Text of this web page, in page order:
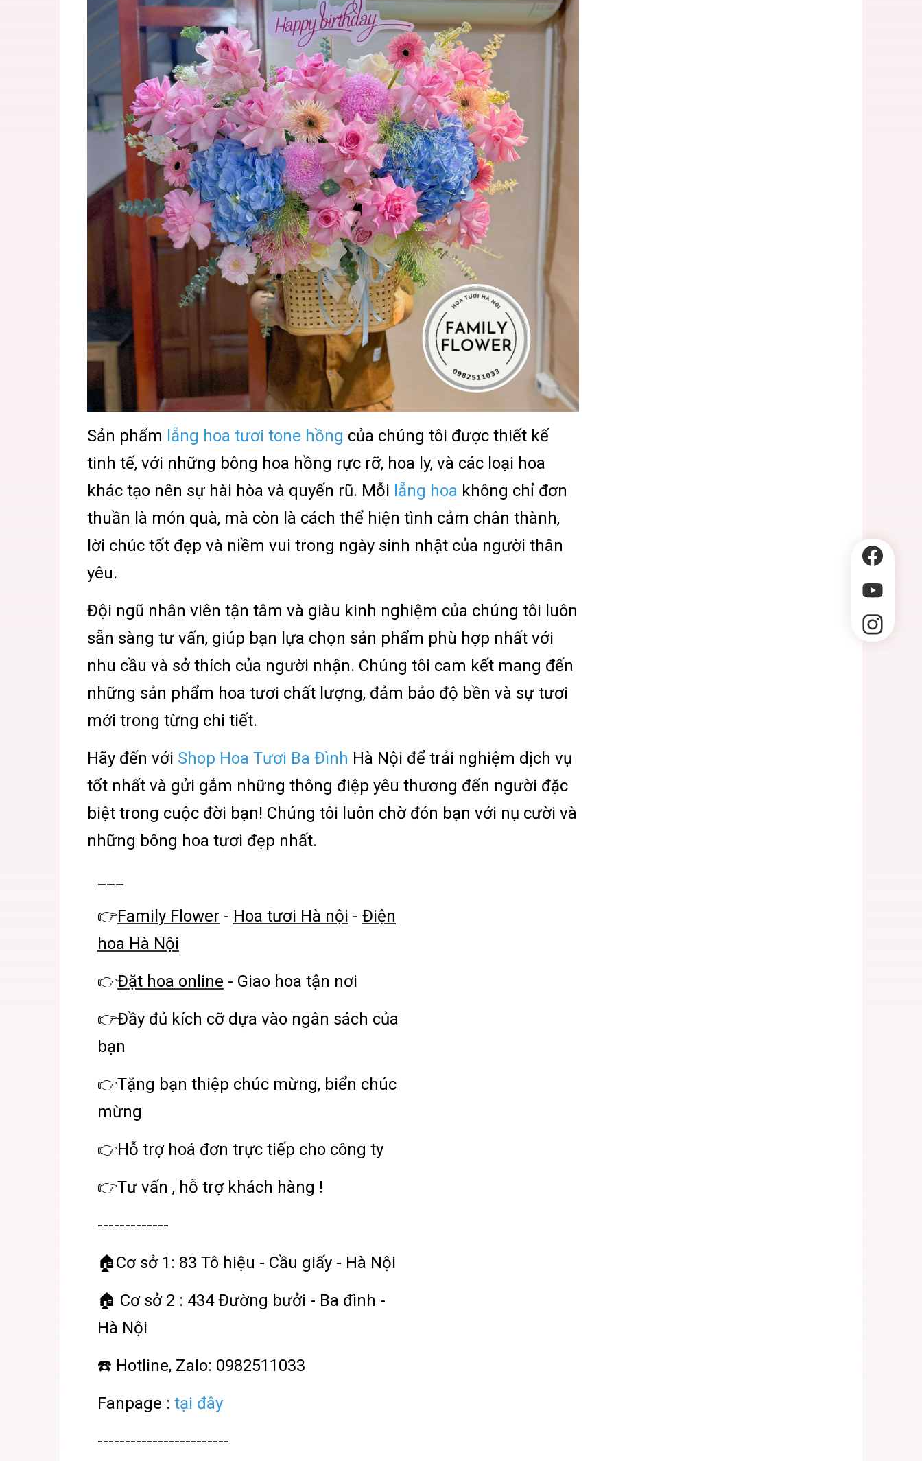
Sản phẩm lẵng hoa tươi tone hồng của chúng tôi được thiết kế
tinh tế, với những bông hoa hồng rực rỡ, hoa ly, và các loại hoa
khác tạo nên sự hài hòa và quyến rũ. Mỗi lẵng hoa không chỉ đơn
thuần là món quà, mà còn là cách thể hiện tình cảm chân thành,
lời chúc tốt đẹp và niềm vui trong ngày sinh nhật của người thân
yêu.
Đội ngũ nhân viên tận tâm và giàu kinh nghiệm của chúng tôi luôn
sẵn sàng tư vấn, giúp bạn lựa chọn sản phẩm phù hợp nhất với
nhu cầu và sở thích của người nhận. Chúng tôi cam kết mang đến
những sản phẩm hoa tươi chất lượng, đảm bảo độ bền và sự tươi
mới trong từng chi tiết.
Hãy đến với Shop Hoa Tươi Ba Đình Hà Nội để trải nghiệm dịch vụ
tốt nhất và gửi gắm những thông điệp yêu thương đến người đặc
biệt trong cuộc đời bạn! Chúng tôi luôn chờ đón bạn với nụ cười và
những bông hoa tươi đẹp nhất.
👉Family Flower - Hoa tươi Hà nội - Điện
hoa Hà Nội
👉Đặt hoa online - Giao hoa tận nơi
👉Đầy đủ kích cỡ dựa vào ngân sách của
bạn
👉Tặng bạn thiệp chúc mừng, biển chúc
mừng
👉Hỗ trợ hoá đơn trực tiếp cho công ty
👉Tư vấn , hỗ trợ khách hàng !
-------------
🏠Cơ sở 1: 83 Tô hiệu - Cầu giấy - Hà Nội
🏠 Cơ sở 2 : 434 Đường bưởi - Ba đình -
Hà Nội
☎️ Hotline, Zalo: 0982511033
Fanpage : tại đây
------------------------